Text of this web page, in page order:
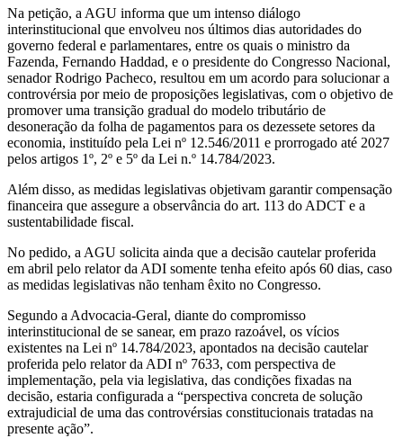
Na petição, a AGU informa que um intenso diálogo
interinstitucional que envolveu nos últimos dias autoridades do
governo federal e parlamentares, entre os quais o ministro da
Fazenda, Fernando Haddad, e o presidente do Congresso Nacional,
senador Rodrigo Pacheco, resultou em um acordo para solucionar a
controvérsia por meio de proposições legislativas, com o objetivo de
promover uma transição gradual do modelo tributário de
desoneração da folha de pagamentos para os dezessete setores da
economia, instituído pela Lei nº 12.546/2011 e prorrogado até 2027
pelos artigos 1º, 2º e 5º da Lei n.º 14.784/2023.
Além disso, as medidas legislativas objetivam garantir compensação
financeira que assegure a observância do art. 113 do ADCT e a
sustentabilidade fiscal.
No pedido, a AGU solicita ainda que a decisão cautelar proferida
em abril pelo relator da ADI somente tenha efeito após 60 dias, caso
as medidas legislativas não tenham êxito no Congresso.
Segundo a Advocacia-Geral, diante do compromisso
interinstitucional de se sanear, em prazo razoável, os vícios
existentes na Lei nº 14.784/2023, apontados na decisão cautelar
proferida pelo relator da ADI nº 7633, com perspectiva de
implementação, pela via legislativa, das condições fixadas na
decisão, estaria configurada a “perspectiva concreta de solução
extrajudicial de uma das controvérsias constitucionais tratadas na
presente ação”.